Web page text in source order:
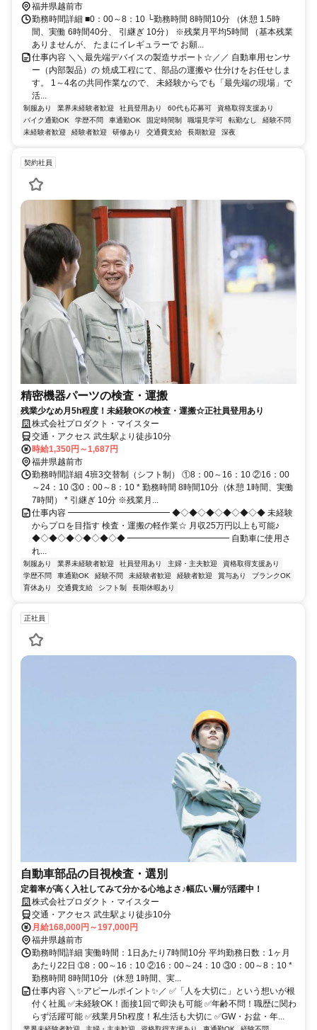
福井県越前市
勤務時間詳細 ■0：00～8：10 └勤務時間 8時間10分 （休憩 1.5時
間、実働 6時間40分、 引継ぎ 10分） ※残業月平均5時間 （基本残業
ありませんが、 たまにイレギュラーで お願...
仕事内容 ＼＼最先端デバイスの製造サポート☆／／ 自動車用センサ
ー（内部製品）の 焼成工程にて、部品の運搬や 仕分けをお任せしま
す。 1～4名の共同作業なので、 未経験からでも「最先端の現場」で
活...
制服あり 業界未経験者歓迎 社員登用あり 60代も応募可
資格取得支援あり
バイク通勤OK
学歴不問 車通勤OK 固定時間制 職場見学可 転勤なし
経験不問
未経験者歓迎
経験者歓迎 研修あり 交通費支給 長期歓迎 深夜
契約社員
精密機器パーツの検査・運搬
残業少なめ月5h程度！未経験OKの検査・運搬☆正社員登用あり
株式会社プロダクト・マイスター
交通・アクセス 武生駅より徒歩10分
時給1,350円～1,687円
福井県越前市
勤務時間詳細 4班3交替制（シフト制） ①8：00～16：10 ②16：00
～24：10 ③0：00～8：10 * 勤務時間 8時間10分（休憩 1時間、実働
7時間） * 引継ぎ 10分 ※残業月...
仕事内容 ━━━━━━━━━━━━ ◆◇◆◇◆◇◆◇◆◇◆ 未経験
からプロを目指す 検査・運搬の軽作業☆ 月収25万円以上も可能♪
◆◇◆◇◆◇◆◇◆◇◆ ━━━━━━━━━━━━ 自動車に使用さ
れ...
制服あり 業界未経験者歓迎 社員登用あり 主婦・主夫歓迎
資格取得支援あり
学歴不問
車通勤OK 経験不問 未経験者歓迎 経験者歓迎 賞与あり
ブランクOK
育休あり
交通費支給 シフト制 長期休暇あり
正社員
自動車部品の目視検査・選別
定着率が高く入社してみて分かる心地よさ♪幅広い層が活躍中！
株式会社プロダクト・マイスター
交通・アクセス 武生駅より徒歩10分
月給168,000円～197,000円
福井県越前市
勤務時間詳細 実働時間：1日あたり7時間10分 平均勤務日数：1ヶ月
あたり22日 ➀8：00～16：10 ②16：00～24：10 ③0：00～8：10 *
勤務時間 8時間10分（休憩 1時間、実...
仕事内容 ＼✨アピールポイント✨／ ✅「人を大切に」という想いが根
付く社風 ✅未経験OK！面接1回で即決も可能 ✅年齢不問！職歴に関わ
らず活躍可能 ✅残業月5h程度！私生活も大切に ✅GW・お盆・年...